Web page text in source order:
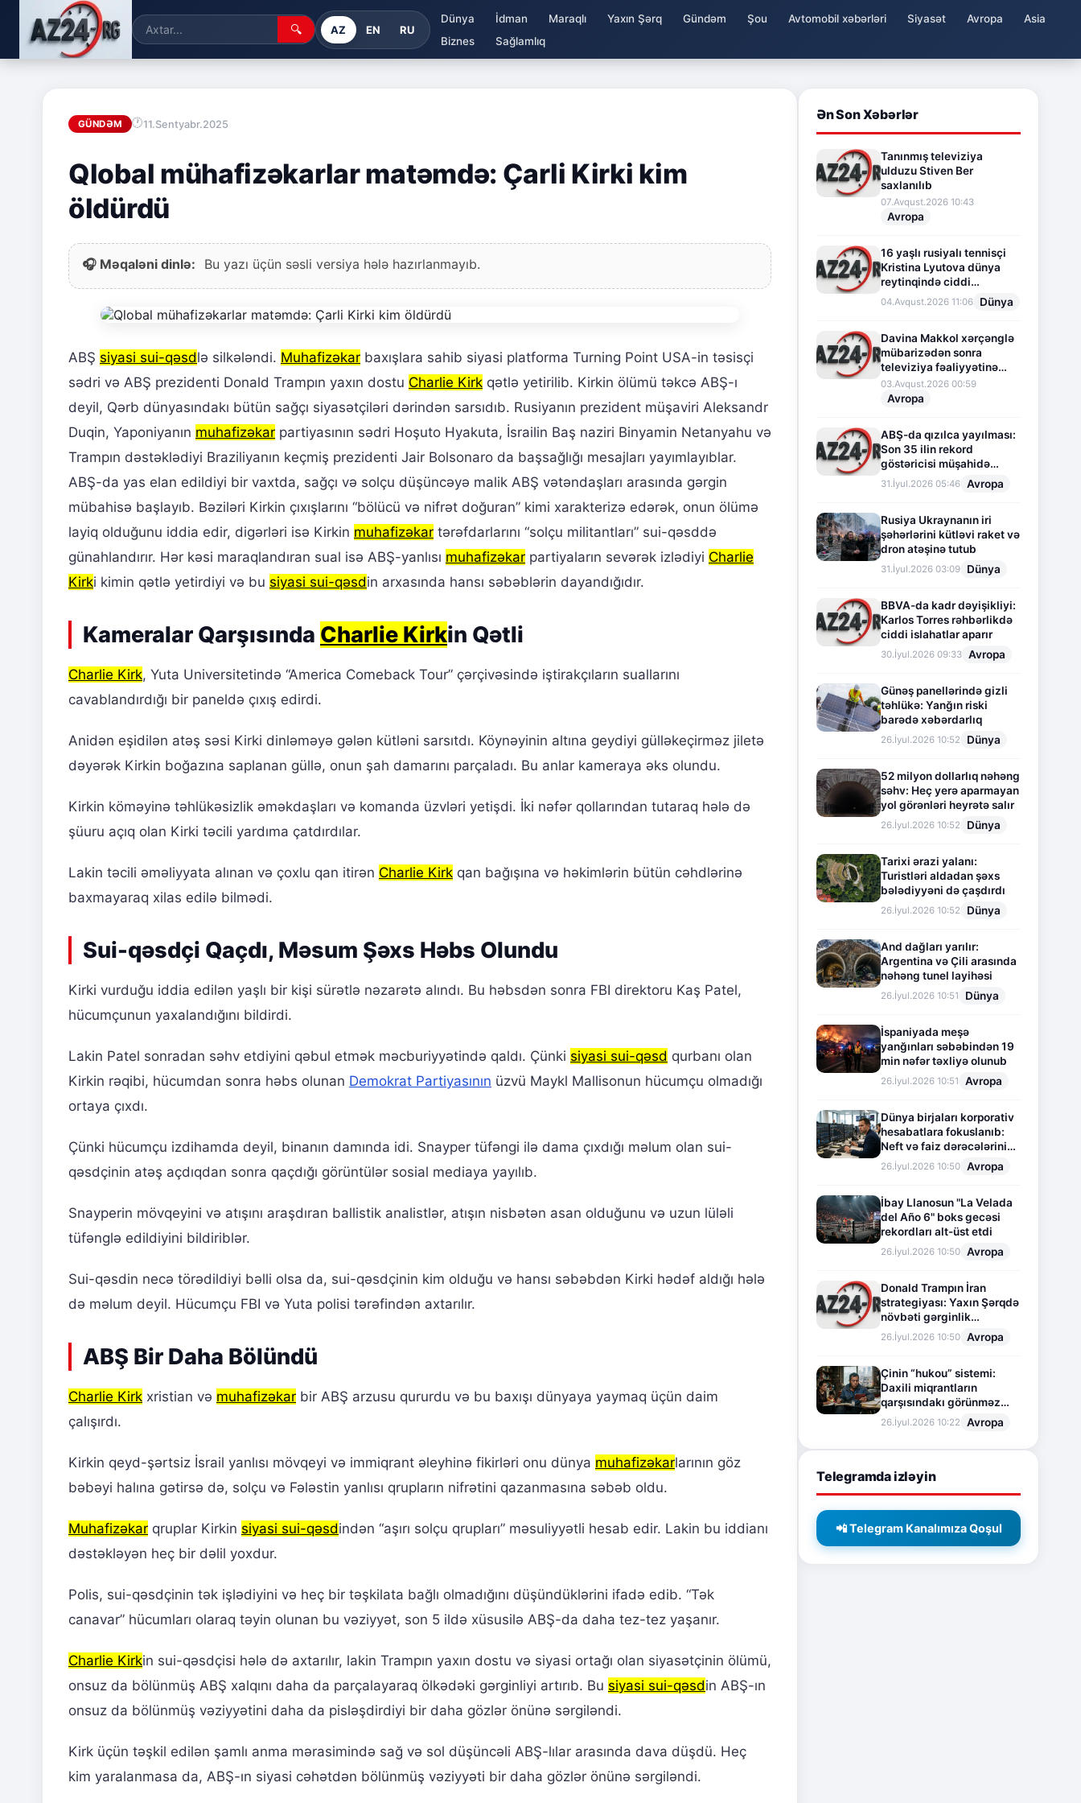
🔍 AZ EN RU
Dünya İdman Maraqlı Yaxın Şərq Gündəm Şou Avtomobil xəbərləri Siyasət Avropa
Asia
Biznes
Sağlamlıq
GÜNDƏM 11.Sentyabr.2025
Qlobal mühafizəkarlar matəmdə: Çarli Kirki kim
öldürdü
🎧 Məqaləni dinlə: Bu yazı üçün səsli versiya hələ hazırlanmayıb.
ABŞ siyasi sui-qəsdlə silkələndi. Muhafizəkar baxışlara sahib siyasi platforma Turning Point USA-in təsisçi
sədri və ABŞ prezidenti Donald Trampın yaxın dostu Charlie Kirk qətlə yetirilib. Kirkin ölümü təkcə ABŞ-ı
deyil, Qərb dünyasındakı bütün sağçı siyasətçiləri dərindən sarsıdıb. Rusiyanın prezident müşaviri Aleksandr
Duqin, Yaponiyanın muhafizəkar partiyasının sədri Hoşuto Hyakuta, İsrailin Baş naziri Binyamin Netanyahu və
Trampın dəstəklədiyi Braziliyanın keçmiş prezidenti Jair Bolsonaro da başsağlığı mesajları yayımlayıblar.
ABŞ-da yas elan edildiyi bir vaxtda, sağçı və solçu düşüncəyə malik ABŞ vətəndaşları arasında gərgin
mübahisə başlayıb. Bəziləri Kirkin çıxışlarını “bölücü və nifrət doğuran” kimi xarakterizə edərək, onun ölümə
layiq olduğunu iddia edir, digərləri isə Kirkin muhafizəkar tərəfdarlarını “solçu militantları” sui-qəsddə
günahlandırır. Hər kəsi maraqlandıran sual isə ABŞ-yanlısı muhafizəkar partiyaların sevərək izlədiyi Charlie
Kirki kimin qətlə yetirdiyi və bu siyasi sui-qəsdin arxasında hansı səbəblərin dayandığıdır.
Kameralar Qarşısında Charlie Kirkin Qətli
Charlie Kirk, Yuta Universitetində “America Comeback Tour” çərçivəsində iştirakçıların suallarını
cavablandırdığı bir paneldə çıxış edirdi.
Anidən eşidilən atəş səsi Kirki dinləməyə gələn kütləni sarsıtdı. Köynəyinin altına geydiyi gülləkeçirməz jiletə
dəyərək Kirkin boğazına saplanan güllə, onun şah damarını parçaladı. Bu anlar kameraya əks olundu.
Kirkin köməyinə təhlükəsizlik əməkdaşları və komanda üzvləri yetişdi. İki nəfər qollarından tutaraq hələ də
şüuru açıq olan Kirki təcili yardıma çatdırdılar.
Lakin təcili əməliyyata alınan və çoxlu qan itirən Charlie Kirk qan bağışına və həkimlərin bütün cəhdlərinə
baxmayaraq xilas edilə bilmədi.
Sui-qəsdçi Qaçdı, Məsum Şəxs Həbs Olundu
Kirki vurduğu iddia edilən yaşlı bir kişi sürətlə nəzarətə alındı. Bu həbsdən sonra FBI direktoru Kaş Patel,
hücumçunun yaxalandığını bildirdi.
Lakin Patel sonradan səhv etdiyini qəbul etmək məcburiyyətində qaldı. Çünki siyasi sui-qəsd qurbanı olan
Kirkin rəqibi, hücumdan sonra həbs olunan Demokrat Partiyasının üzvü Maykl Mallisonun hücumçu olmadığı
ortaya çıxdı.
Çünki hücumçu izdihamda deyil, binanın damında idi. Snayper tüfəngi ilə dama çıxdığı məlum olan sui-
qəsdçinin atəş açdıqdan sonra qaçdığı görüntülər sosial mediaya yayılıb.
Snayperin mövqeyini və atışını araşdıran ballistik analistlər, atışın nisbətən asan olduğunu və uzun lüləli
tüfənglə edildiyini bildiriblər.
Sui-qəsdin necə törədildiyi bəlli olsa da, sui-qəsdçinin kim olduğu və hansı səbəbdən Kirki hədəf aldığı hələ
də məlum deyil. Hücumçu FBI və Yuta polisi tərəfindən axtarılır.
ABŞ Bir Daha Bölündü
Charlie Kirk xristian və muhafizəkar bir ABŞ arzusu qururdu və bu baxışı dünyaya yaymaq üçün daim
çalışırdı.
Kirkin qeyd-şərtsiz İsrail yanlısı mövqeyi və immiqrant əleyhinə fikirləri onu dünya muhafizəkarlarının göz
bəbəyi halına gətirsə də, solçu və Fələstin yanlısı qrupların nifrətini qazanmasına səbəb oldu.
Muhafizəkar qruplar Kirkin siyasi sui-qəsdindən “aşırı solçu qrupları” məsuliyyətli hesab edir. Lakin bu iddianı
dəstəkləyən heç bir dəlil yoxdur.
Polis, sui-qəsdçinin tək işlədiyini və heç bir təşkilata bağlı olmadığını düşündüklərini ifadə edib. “Tək
canavar” hücumları olaraq təyin olunan bu vəziyyət, son 5 ildə xüsusilə ABŞ-da daha tez-tez yaşanır.
Charlie Kirkin sui-qəsdçisi hələ də axtarılır, lakin Trampın yaxın dostu və siyasi ortağı olan siyasətçinin ölümü,
onsuz da bölünmüş ABŞ xalqını daha da parçalayaraq ölkədəki gərginliyi artırıb. Bu siyasi sui-qəsdin ABŞ-ın
onsuz da bölünmüş vəziyyətini daha da pisləşdirdiyi bir daha gözlər önünə sərgiləndi.
Kirk üçün təşkil edilən şamlı anma mərasimində sağ və sol düşüncəli ABŞ-lılar arasında dava düşdü. Heç
kim yaralanmasa da, ABŞ-ın siyasi cəhətdən bölünmüş vəziyyəti bir daha gözlər önünə sərgiləndi.
Ən Son Xəbərlər
Tanınmış televiziya
ulduzu Stiven Ber
saxlanılıb
07.Avqust.2026 10:43
Avropa
16 yaşlı rusiyalı tennisçi
Kristina Lyutova dünya
reytinqində ciddi
irəliləyişə imza atdı
04.Avqust.2026 11:06 Dünya
Davina Makkol xərçənglə
mübarizədən sonra
televiziya fəaliyyətinə
fasilə verir
03.Avqust.2026 00:59
Avropa
ABŞ-da qızılca yayılması:
Son 35 ilin rekord
göstəricisi müşahidə
olunur
31.İyul.2026 05:46 Avropa
Rusiya Ukraynanın iri
şəhərlərini kütləvi raket və
dron atəşinə tutub
31.İyul.2026 03:09 Dünya
BBVA-da kadr dəyişikliyi:
Karlos Torres rəhbərlikdə
ciddi islahatlar aparır
30.İyul.2026 09:33 Avropa
Günəş panellərində gizli
təhlükə: Yanğın riski
barədə xəbərdarlıq
26.İyul.2026 10:52 Dünya
52 milyon dollarlıq nəhəng
səhv: Heç yerə aparmayan
yol görənləri heyrətə salır
26.İyul.2026 10:52 Dünya
Tarixi ərazi yalanı:
Turistləri aldadan şəxs
bələdiyyəni də çaşdırdı
26.İyul.2026 10:52 Dünya
And dağları yarılır:
Argentina və Çili arasında
nəhəng tunel layihəsi
26.İyul.2026 10:51 Dünya
İspaniyada meşə
yanğınları səbəbindən 19
min nəfər təxliyə olunub
26.İyul.2026 10:51 Avropa
Dünya birjaları korporativ
hesabatlara fokuslanıb:
Neft və faiz dərəcələrinin
təsiri altında cari vəziyyət
26.İyul.2026 10:50 Avropa
İbay Llanosun "La Velada
del Año 6" boks gecəsi
rekordları alt-üst etdi
26.İyul.2026 10:50 Avropa
Donald Trampın İran
strategiyası: Yaxın Şərqdə
növbəti gərginlik
mərhələsi
26.İyul.2026 10:50 Avropa
Çinin “hukou” sistemi:
Daxili miqrantların
qarşısındakı görünməz
sədd
26.İyul.2026 10:22 Avropa
Telegramda izləyin
📲 Telegram Kanalımıza Qoşul